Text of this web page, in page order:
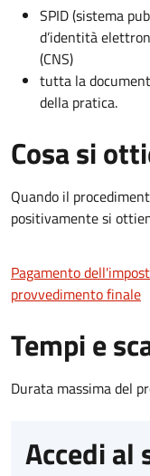
SPID (sistema
d’identità
(CNS)
tutta la
della pratica.
Cosa si
Quando il
positivamente si
Pagamento
provvedimento finale
Tempi e
Durata massima del
Accedi al